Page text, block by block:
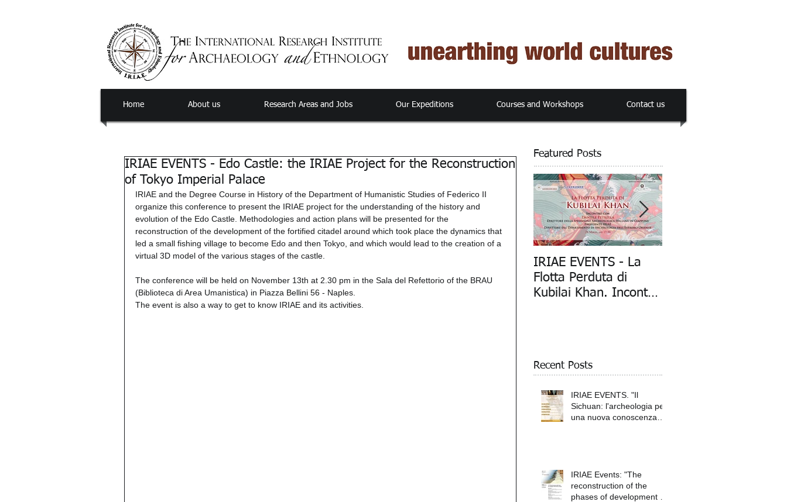
Home About us Research Areas and Jobs Our Expeditions Courses and Workshops Contact us
IRIAE EVENTS - Edo Castle: the IRIAE Project for the Reconstruction
of Tokyo Imperial Palace
IRIAE and the Degree Course in History of the Department of Humanistic Studies of Federico II
organize this conference to present the IRIAE project for the understanding of the history and
evolution of the Edo Castle. Methodologies and action plans will be presented for the
reconstruction of the development of the fortified citadel around which took place the dynamics that
led a small fishing village to become Edo and then Tokyo, and which would lead to the creation of a
virtual 3D model of the various stages of the castle.
The conference will be held on November 13th at 2.30 pm in the Sala del Refettorio of the BRAU
(Biblioteca di Area Umanistica) in Piazza Bellini 56 - Naples.
The event is also a way to get to know IRIAE and its activities.
Featured Posts
IRIAE EVENTS - La
Flotta Perduta di
Kubilai Khan. Incontro
Recent Posts
IRIAE EVENTS. "Il
Sichuan: l'archeologia per
una nuova conoscenza
IRIAE Events: "The
reconstruction of the
phases of development of